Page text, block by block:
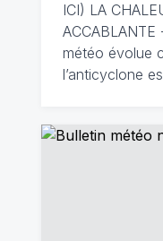
ICI) LA
ACCABLANTE
météo évolue
l’anticyclone